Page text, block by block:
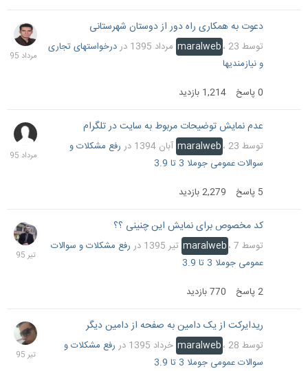
دعوت به همکاری راه دور از دوستان شهرستانی
توسط maralweb ،23 مرداد 1395 دردرخواستهای تجاری
و نیازمندیها
پاسخ 1,214 بازدید
23
مرداد
عدم نمایش توضیحات مربوط به سایت در تلگرام
توسط maralweb ،23 آبان 1394 دررفع مشکلات و
سوالات عمومی جوملا 3 تا 3.9
پاسخ 2,279بازدید
20
مرداد
کد مخصوص برای نمایش این چنینی ؟؟
توسط maralweb ، 7 تیر 1395 دررفع مشکلات و سوالات
عمومی جوملا 3 تا 3.9
2پاسخ 770 بازدید
9
تیر
ریدایرکت از یک دامین به صفحه از دامین دیگر
توسط maralweb ،28 خرداد 1395 دررفع مشکلات و
سوالات عمومی جوملا 3 تا 3.9
5
تیر